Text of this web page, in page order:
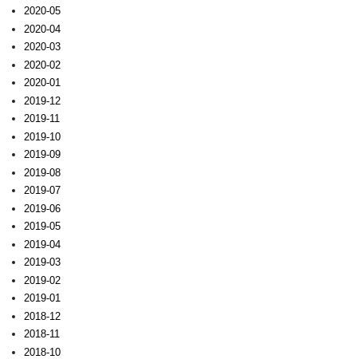
2020-05
2020-04
2020-03
2020-02
2020-01
2019-12
2019-11
2019-10
2019-09
2019-08
2019-07
2019-06
2019-05
2019-04
2019-03
2019-02
2019-01
2018-12
2018-11
2018-10